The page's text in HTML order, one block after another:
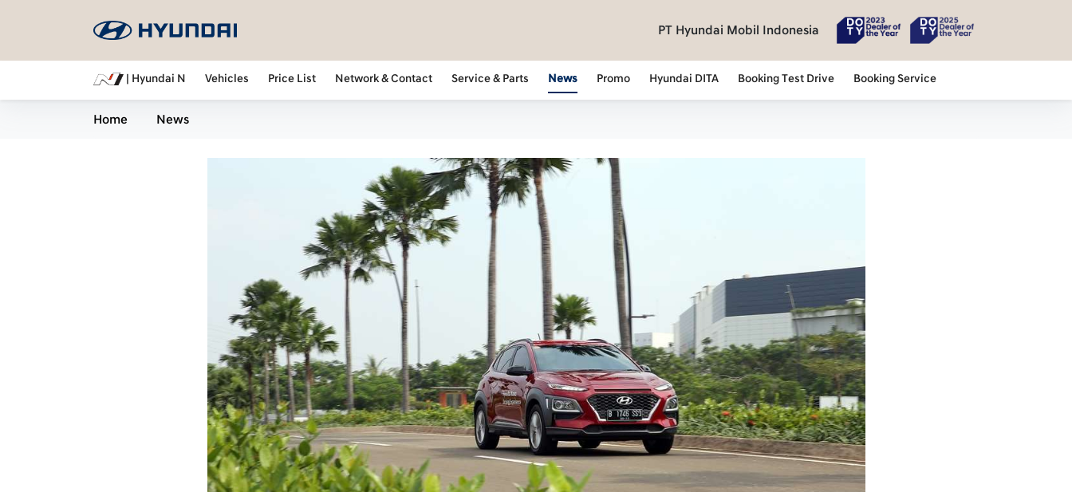
PT Hyundai Mobil Indonesia
| Hyundai N Vehicles Price List Network & Contact Service & Parts News Promo Hyundai DITA Booking Test Drive Booking Service
Home News